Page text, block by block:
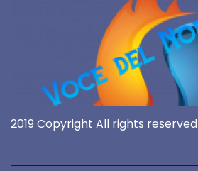
2019 Copyright All rights reserved